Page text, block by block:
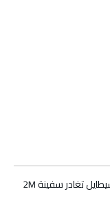
“المرأة الحديدية”.. سميرة سيطايل تغادر سفينة 2M